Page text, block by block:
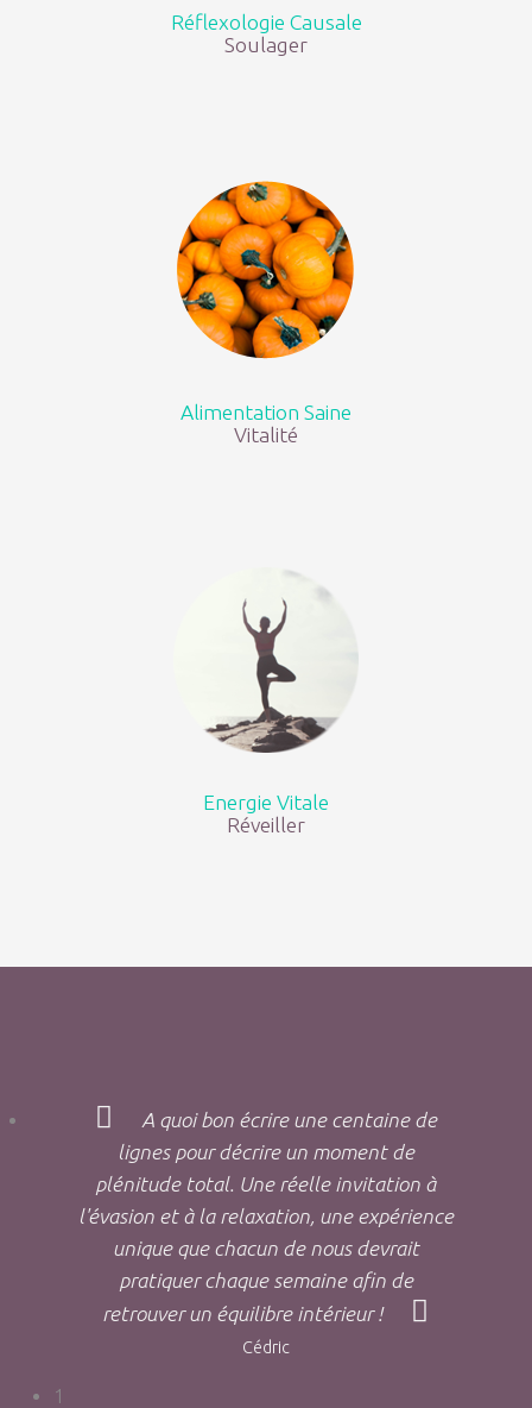
Réflexologie Causale
Soulager
Alimentation Saine
Vitalité
Energie Vitale
Réveiller
A quoi bon écrire une centaine de
lignes pour décrire un moment de
plénitude total. Une réelle invitation à
l'évasion et à la relaxation, une expérience
unique que chacun de nous devrait
pratiquer chaque semaine afin de
retrouver un équilibre intérieur !
Cédric
1